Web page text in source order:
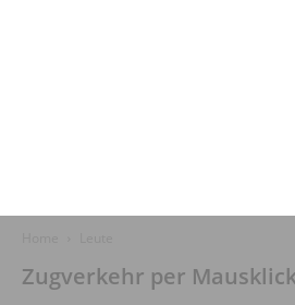
Zugverkehr per